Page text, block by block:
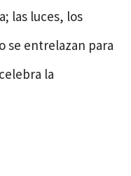
las luces, los
se entrelazan para
la